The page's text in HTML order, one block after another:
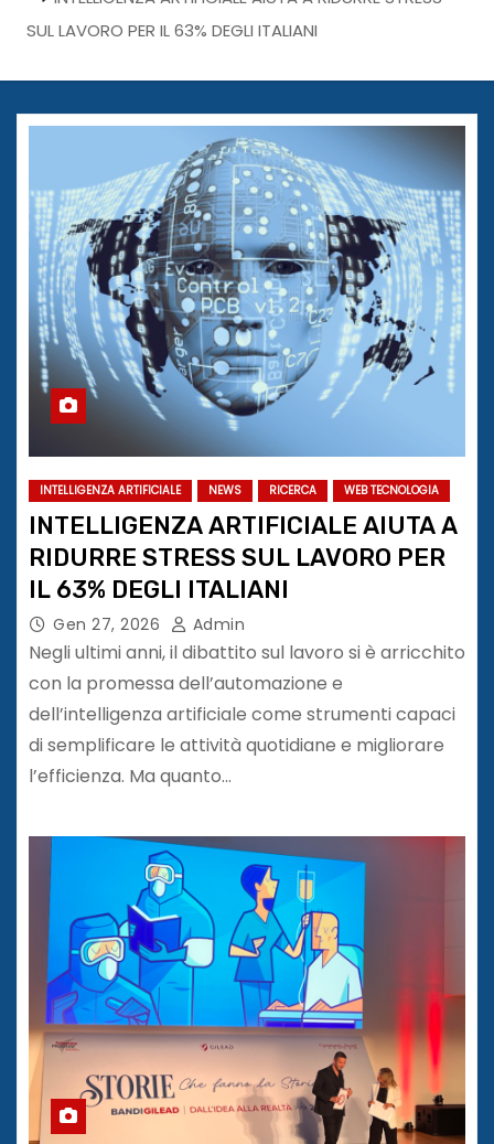
SUL LAVORO PER IL 63% DEGLI ITALIANI
INTELLIGENZA ARTIFICIALE NEWS RICERCA WEB TECNOLOGIA
INTELLIGENZA ARTIFICIALE AIUTA A
RIDURRE STRESS SUL LAVORO PER
IL 63% DEGLI ITALIANI
Gen 27, 2026 Admin
Negli ultimi anni, il dibattito sul lavoro si è arricchito
con la promessa dell’automazione e
dell’intelligenza artificiale come strumenti capaci
di semplificare le attività quotidiane e migliorare
l’efficienza. Ma quanto…